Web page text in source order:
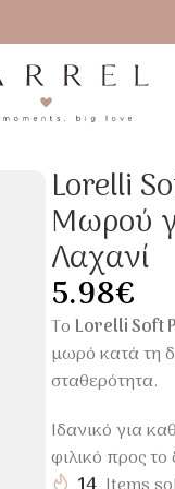
Lorelli
Μωρού
Λαχανί
5.98€
Το Lorelli Soft
μωρό κατά τη
σταθερότητα.
Ιδανικό για
φιλικό προς